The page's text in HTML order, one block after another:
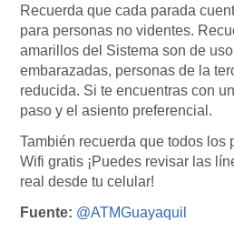
Recuerda que cada parada
para personas no videntes.
amarillos del Sistema son de
embarazadas, personas de la
reducida. Si te encuentras con
paso y el asiento preferencial.
También recuerda que todos los
Wifi gratis ¡Puedes revisar las
real desde tu celular!
Fuente: @ATMGuayaquil